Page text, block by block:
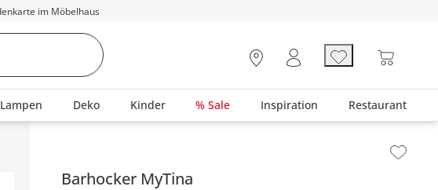
im Möbelhaus
Lampen Deko Kinder % Sale Inspiration Restaurant
Barhocker MyTina